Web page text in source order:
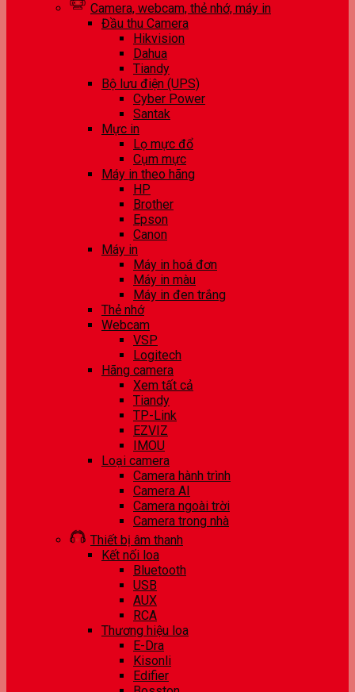
Camera, webcam, thẻ nhớ, máy in
Đầu thu Camera
Hikvision
Dahua
Tiandy
Bộ lưu điện (UPS)
Cyber Power
Santak
Mực in
Lọ mực đổ
Cụm mực
Máy in theo hãng
HP
Brother
Epson
Canon
Máy in
Máy in hoá đơn
Máy in màu
Máy in đen trắng
Thẻ nhớ
Webcam
VSP
Logitech
Hãng camera
Xem tất cả
Tiandy
TP-Link
EZVIZ
IMOU
Loại camera
Camera hành trình
Camera AI
Camera ngoài trời
Camera trong nhà
Thiết bị âm thanh
Kết nối loa
Bluetooth
USB
AUX
RCA
Thương hiệu loa
E-Dra
Kisonli
Edifier